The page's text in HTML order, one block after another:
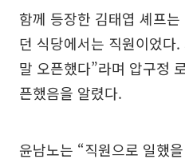
함께 등장한 김태엽 셰프
던 식당에서는 직원이었다
말 오픈했다”라며 압구정
픈했음을 알렸다.
윤남노는 “직원으로 일했